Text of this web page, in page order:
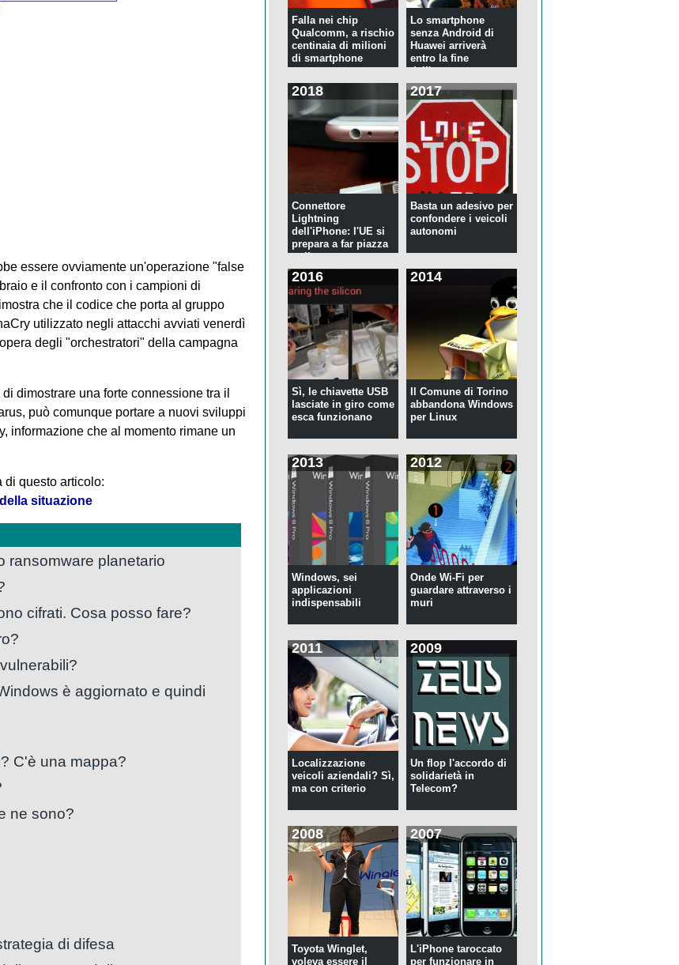
essere ovviamente un'operazione "false
e il confronto con i campioni di
che il codice che porta al gruppo
utilizzato negli attacchi avviati venerdì
degli "orchestratori" della campagna
dimostrare una forte connessione tra il
può comunque portare a nuovi sviluppi
informazione che al momento rimane un
di questo articolo:
situazione
ransomware planetario
cifrati. Cosa posso fare?
è aggiornato e quindi
C'è una mappa?
ne sono?
di difesa
Falla nei chip
Qualcomm, a rischio
centinaia di milioni
di smartphone
Lo smartphone
senza Android di
Huawei arriverà
entro la fine
dell'anno
2018
Connettore
Lightning
dell'iPhone: l'UE si
prepara a far piazza
pulita
2017
Basta un adesivo per
confondere i veicoli
autonomi
2016
Sì, le chiavette USB
lasciate in giro come
esca funzionano
2014
Il Comune di Torino
abbandona Windows
per Linux
2013
Windows, sei
applicazioni
indispensabili
2012
Onde Wi-Fi per
guardare attraverso i
muri
2011
Localizzazione
veicoli aziendali? Sì,
ma con criterio
2009
Un flop l'accordo di
solidarietà in
Telecom?
2008
Toyota Winglet,
voleva essere il
2007
L'iPhone taroccato
per funzionare in